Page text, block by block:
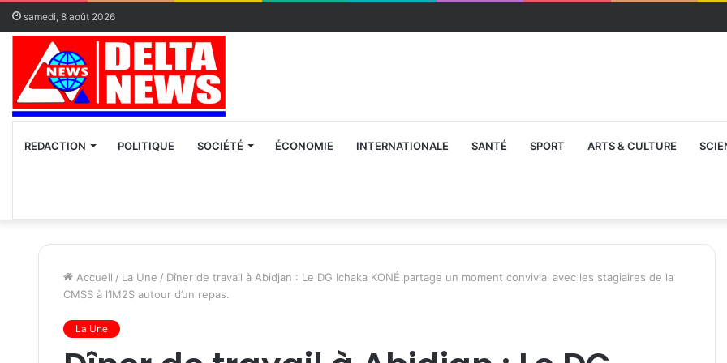
samedi, 8 août 2026
REDACTION POLITIQUE SOCIÉTÉ ÉCONOMIE INTERNATIONALE SANTÉ SPORT ARTS & CULTURE
Accueil / La Une / Dîner de travail à Abidjan : Le DG Ichaka KONÉ partage un moment convivial avec les stagiaires de la
CMSS à l’IM2S autour d’un repas.
La Une